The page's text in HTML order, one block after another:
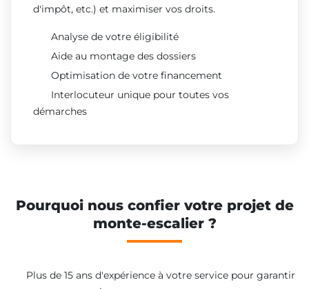
d'impôt, etc.) et maximiser vos droits.
Analyse de votre éligibilité
Aide au montage des dossiers
Optimisation de votre financement
Interlocuteur unique pour toutes vos
démarches
Pourquoi nous confier votre projet de
monte-escalier ?
Plus de 15 ans d'expérience à votre service pour garantir